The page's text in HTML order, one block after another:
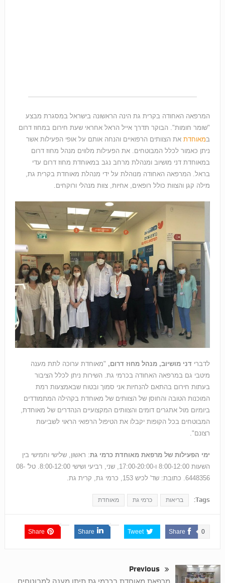
המרפאה האחודה בקרית גת הינה הראשונה בישראל במסגרת מבצע
"שומר חומות". הבוקר תדרך אייל הראל אחראי שעת חירום במחוז דרום
במאוחדתאת הצוותים הרפואיים והנחה אותם על אופי הפעילות אשר
ניתן כאמור לכלל המבוטחים. את הפעילות מלווים מנהל מחוז דרום
במאוחדת דני מושיוב ומנהלת מרחב נגב במאוחדת מחוז דרום עדי
בראל. המרפאה האחודה מנוהלת על ידי מנהלת מאוחדת בקרית גת,
מילה קגן והצוות כולל רופאים, אחיות, צוות מנהלי ורוקחים.
לדברי דני מושיוב, מנהל מחוז דרום, "מאוחדת ערוכה לתת מענה
מיטבי גם במרפאה האחודה בכרמי גת. השירות ניתן לכלל הציבור
בעתות חירום בהתאם להנחיות אני סמוך ובטוח שבאמצעות רמת
המוכנות הטובה והחוסן של הצוותים של מאוחדת בקהילה המתמודדים
ביומיום מול אתגרים דומים והצוותים המקצועיים הנהדרים של מאוחדת,
המבוטחים בכל הקופות יקבלו את הטיפול הרפואי הראוי לשביעות
רצונם".
ימי הפעילות של מרפאת מאוחדת כרמי גת: ראשון, שלישי וחמישי בין
השעות 8:00-12:00 ו-17:00-20:00, שני, רביעי ושישי 8:00-12:00. טל' 08-
6448356. כתובת: שד' לכיש 153, כרמי גת, קרית גת.
Tags: בריאות כרמי גת מאוחדת
Share 0
Tweet
Share
Share
Previous
מרפאת מאוחדת בכרמי גת תיתן מענה למבוטחים